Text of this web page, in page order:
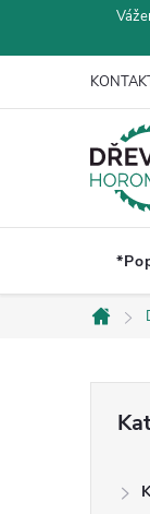
Domů